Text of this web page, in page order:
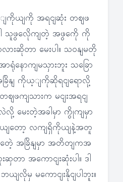
ယ့ျကိုယျကို အရငျဆုံး တဈဖ
ါ သူဖွလေိုကျတဲ့ အဖွကေို ကို
ားဆိုတာ မေးပါ။ သဝနျမတို
ာရုံနောကျမသှားဘူး သခြော
ခြိနျ ကိုယ့ျကိုဆိုရငျရောလို့
ဈဖကျသားက မငျးအရငျ
မေးတဲ့အခါမှာ ကွိုကျမှာ
ျတော့ လကျရှိကိုယျနဲ့အတူ
နတေဲ့ အခြိနျမှာ အတိတျကအ
တာ အကောငျးဆုံးပါ။ ဒါ
လိုမှ မကောငျးနိုငျပါဘူး။